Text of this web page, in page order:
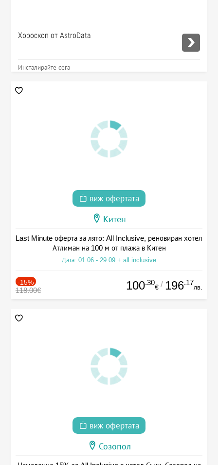
Хороскоп от AstroData
Инсталирайте сега
виж офертата
Китен
Last Minute оферта за лято: All Inclusive, реновиран хотел
Атлиман на 100 м от плажа в Китен
Дата: 01.06 - 29.09 + all inclusive
-15%
118.00€ 100.30
€ / 196.17
лв.
виж офертата
Созопол